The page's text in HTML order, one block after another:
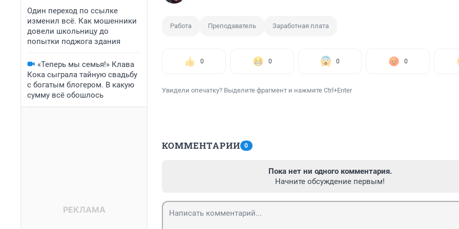
Один переход по ссылке
изменил всё. Как мошенники
довели школьницу до
попытки поджога здания
«Теперь мы семья!» Клава
Кока сыграла тайную свадьбу
с богатым блогером. В какую
сумму всё обошлось
Работа Преподаватель Заработная плата
0 0 0 0
Увидели опечатку? Выделите фрагмент и нажмите Ctrl+Enter
КОММЕНТАРИИ 0
Пока нет ни одного комментария.
Начните обсуждение первым!